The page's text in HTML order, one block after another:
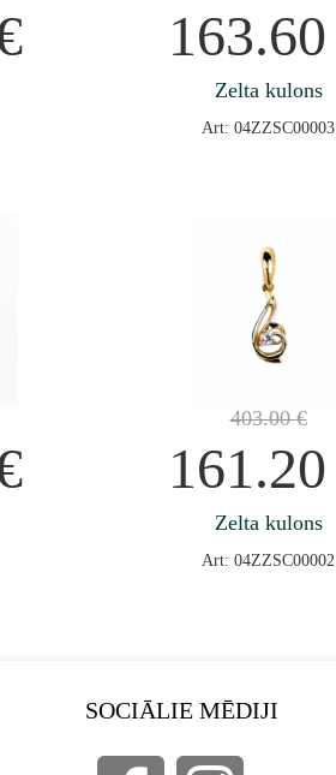
163.60
Zelta kulons
Art: 04ZZSC00003
403.00€
161.20
Zelta kulons
Art: 04ZZSC00002
SOCIĀLIE MĒDIJI